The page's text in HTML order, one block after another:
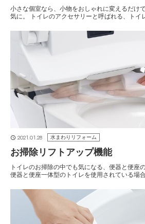
小さな個室なら、小物をおしゃれに変えるだけ
気に。 トイレのアクセサリーと呼ばれる、トイ
2021.01.28 水まわりリフォーム
お掃除リフトアップ機能
トイレのお掃除の中でも気になる、便器と便座
便器と便座一体型のトイレを使用されている場